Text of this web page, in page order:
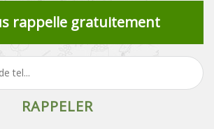
rappelle gratuitement